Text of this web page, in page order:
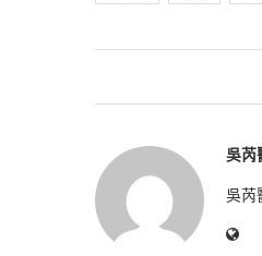
吳芮
吳芮